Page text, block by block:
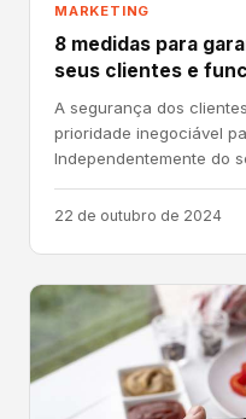
MARKETING
8 medidas para
seus clientes e
A segurança dos
prioridade inegociável
Independentemente do
22 de outubro de 2024